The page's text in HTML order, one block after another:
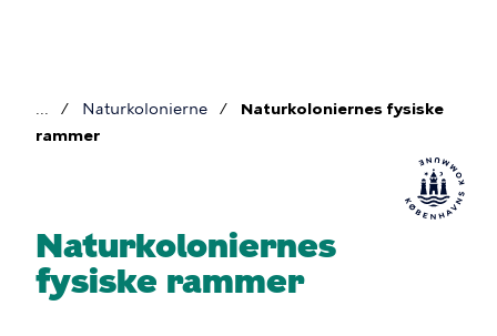
Brødkrumme
Naturkolonierne
Naturkoloniernes fysiske
rammer
Naturkoloniernes
fysiske rammer